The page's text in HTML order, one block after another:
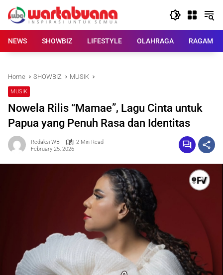
content
NEWS
SHOWBIZ LIFESTYLE OLAHRAGA RAGAM
Home SHOWBIZ MUSIK
MUSIK
Nowela Rilis “Mamae”, Lagu Cinta untuk
Papua yang Penuh Rasa dan Identitas
Redaksi WB
2 Min Read
February 25, 2026